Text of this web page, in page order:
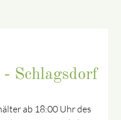
Schlagsdorf
ab 18:00 Uhr des